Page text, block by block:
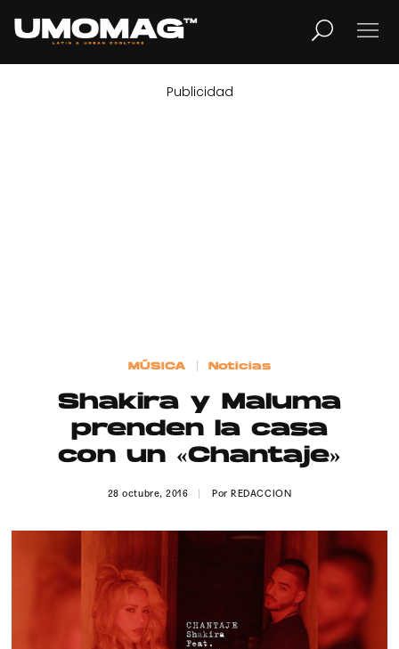
LIFESTYLE
Publicidad
Contacto
© 2015-2022 UMOMAG. PROPIEDAD DE UMO agency. TODOS LOS
Publicidad
MÚSICA Noticias
Shakira y Maluma
prenden la casa
con un «Chantaje»
28 octubre, 2016 PorREDACCION